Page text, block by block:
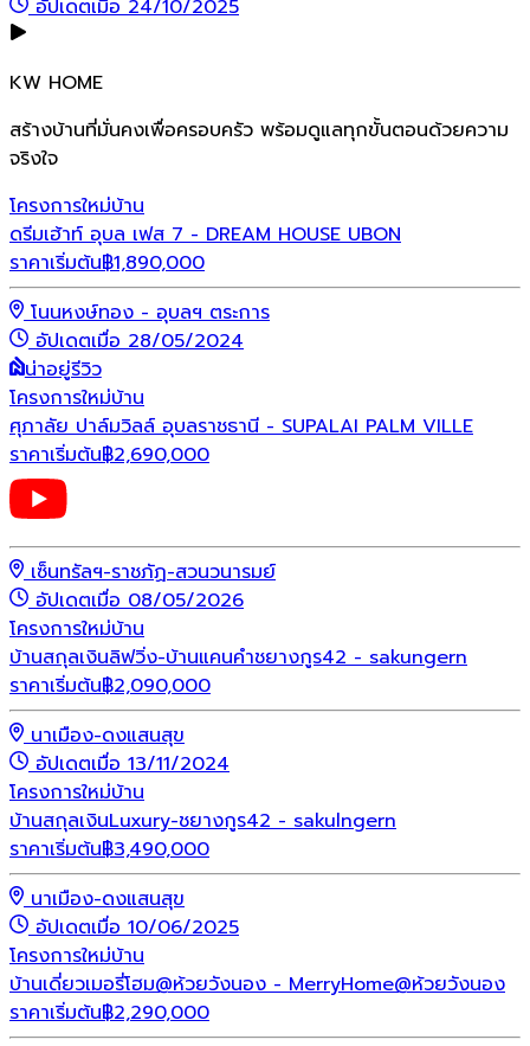
อัปเดตเมื่อ 24/10/2025
KW HOME
สร้างบ้านที่มั่นคงเพื่อครอบครัว พร้อมดูแลทุกขั้นตอนด้วยความ
จริงใจ
โครงการใหม่บ้าน
ดรีมเฮ้าท์ อุบล เฟส 7 - DREAM HOUSE UBON
ราคาเริ่มต้น฿1,890,000
โนนหงษ์ทอง - อุบลฯ ตระการ
อัปเดตเมื่อ 28/05/2024
น่าอยู่รีวิว
โครงการใหม่บ้าน
ศุภาลัย ปาล์มวิลล์ อุบลราชธานี - SUPALAI PALM VILLE
ราคาเริ่มต้น฿2,690,000
เซ็นทรัลฯ-ราชภัฏ-สวนวนารมย์
อัปเดตเมื่อ 08/05/2026
โครงการใหม่บ้าน
บ้านสกุลเงินลิฟวิ่ง-บ้านแคนคำชยางกูร42 - sakungern
ราคาเริ่มต้น฿2,090,000
นาเมือง-ดงแสนสุข
อัปเดตเมื่อ 13/11/2024
โครงการใหม่บ้าน
บ้านสกุลเงินLuxury-ชยางกูร42 - sakulngern
ราคาเริ่มต้น฿3,490,000
นาเมือง-ดงแสนสุข
อัปเดตเมื่อ 10/06/2025
โครงการใหม่บ้าน
บ้านเดี่ยวเมอรี่โฮม@ห้วยวังนอง - MerryHome@ห้วยวังนอง
ราคาเริ่มต้น฿2,290,000